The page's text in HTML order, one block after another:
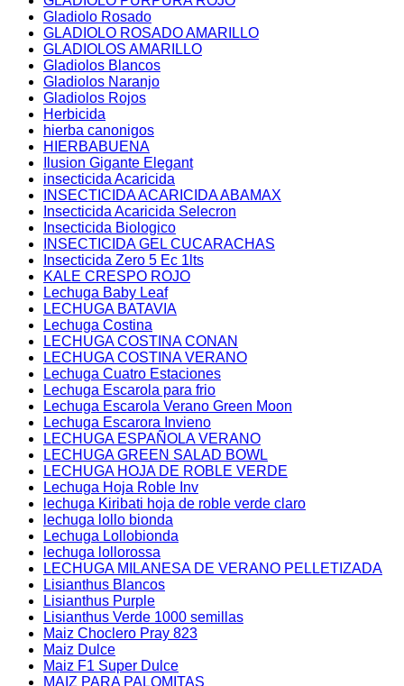
Gladiolo Rosado
GLADIOLO ROSADO AMARILLO
GLADIOLOS AMARILLO
Gladiolos Blancos
Gladiolos Naranjo
Gladiolos Rojos
Herbicida
hierba canonigos
HIERBABUENA
Ilusion Gigante Elegant
insecticida Acaricida
INSECTICIDA ACARICIDA ABAMAX
Insecticida Acaricida Selecron
Insecticida Biologico
INSECTICIDA GEL CUCARACHAS
Insecticida Zero 5 Ec 1lts
KALE CRESPO ROJO
Lechuga Baby Leaf
LECHUGA BATAVIA
Lechuga Costina
LECHUGA COSTINA CONAN
LECHUGA COSTINA VERANO
Lechuga Cuatro Estaciones
Lechuga Escarola para frio
Lechuga Escarola Verano Green Moon
Lechuga Escarora Invieno
LECHUGA ESPAÑOLA VERANO
LECHUGA GREEN SALAD BOWL
LECHUGA HOJA DE ROBLE VERDE
Lechuga Hoja Roble Inv
lechuga Kiribati hoja de roble verde claro
lechuga lollo bionda
Lechuga Lollobionda
lechuga lollorossa
LECHUGA MILANESA DE VERANO PELLETIZADA
Lisianthus Blancos
Lisianthus Purple
Lisianthus Verde 1000 semillas
Maiz Choclero Pray 823
Maiz Dulce
Maiz F1 Super Dulce
MAIZ PARA PALOMITAS